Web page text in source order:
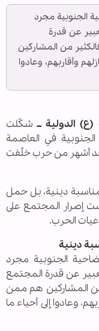
الجنوبية مجرد
عن قدرة
من المشاركين
وأقاربهم، وعادوا
الدولية ــشكّلت
في العاصمة
بعد أشهر من حرب خلّفت
دينية، بل حمل
إصرار المجتمع على
الحرب.
دينية
الجنوبية مجرد
عن قدرة المجتمع
المشاركين هم ممن
وعادوا إلى أحياء ما